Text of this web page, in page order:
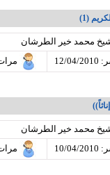
(1)
محمد خير الطرشان
محمد خير الطرشان